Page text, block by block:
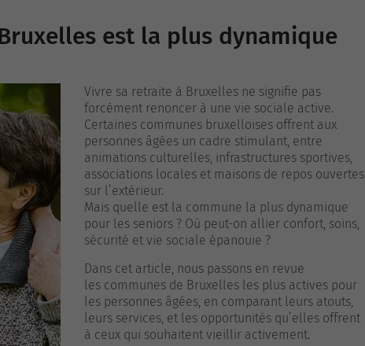
est la plus dynamique
Vivre sa retraite à Bruxelles ne signifie pas
forcément renoncer à une vie sociale active.
Certaines communes bruxelloises offrent aux
personnes âgées un cadre stimulant, entre
animations culturelles, infrastructures sportives,
associations locales et maisons de repos ouvertes
sur l’extérieur.
Mais quelle est la commune la plus dynamique
pour les seniors ? Où peut-on allier confort, soins,
sécurité et vie sociale épanouie ?
Dans cet article, nous passons en revue
les communes de Bruxelles les plus actives pour
les personnes âgées, en comparant leurs atouts,
leurs services, et les opportunités qu’elles offrent
à ceux qui souhaitent vieillir activement.